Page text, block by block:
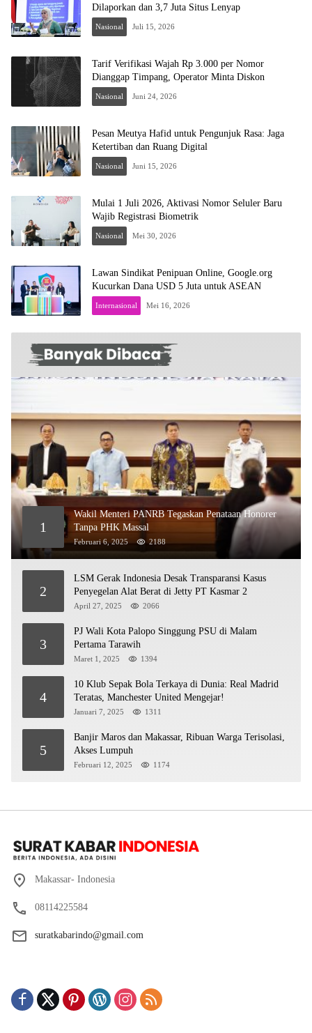
Dilaporkan dan 3,7 Juta Situs Lenyap
Nasional Juli 15, 2026
Tarif Verifikasi Wajah Rp 3.000 per Nomor
Dianggap Timpang, Operator Minta Diskon
Nasional Juni 24, 2026
Pesan Meutya Hafid untuk Pengunjuk Rasa: Jaga
Ketertiban dan Ruang Digital
Nasional Juni 15, 2026
Mulai 1 Juli 2026, Aktivasi Nomor Seluler Baru
Wajib Registrasi Biometrik
Nasional Mei 30, 2026
Lawan Sindikat Penipuan Online, Google.org
Kucurkan Dana USD 5 Juta untuk ASEAN
Internasional Mei 16, 2026
1
Wakil Menteri PANRB Tegaskan Penataan Honorer
Tanpa PHK Massal
Februari 6, 2025 2188
2
LSM Gerak Indonesia Desak Transparansi Kasus
Penyegelan Alat Berat di Jetty PT Kasmar 2
April 27, 2025 2066
3
PJ Wali Kota Palopo Singgung PSU di Malam
Pertama Tarawih
Maret 1, 2025 1394
4
10 Klub Sepak Bola Terkaya di Dunia: Real Madrid
Teratas, Manchester United Mengejar!
Januari 7, 2025 1311
5
Banjir Maros dan Makassar, Ribuan Warga Terisolasi,
Akses Lumpuh
Februari 12, 2025 1174
Makassar- Indonesia
08114225584
suratkabarindo@gmail.com